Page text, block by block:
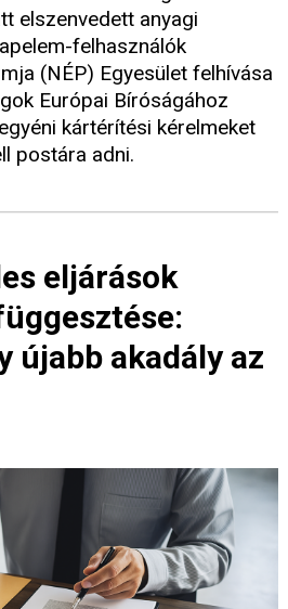
elszenvedett anyagi
felhasználók
(NÉP) Egyesület felhívása
Európai Bíróságához
kártérítési kérelmeket
postára adni.
eljárások
újabb akadály az